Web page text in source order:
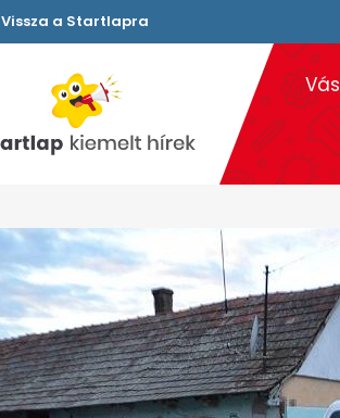
Vissza a Startlapra